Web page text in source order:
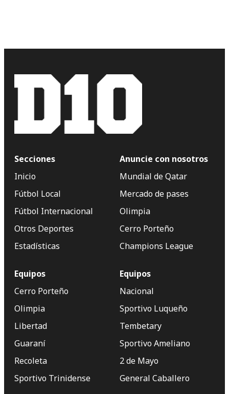
Secciones
Inicio
Fútbol Local
Fútbol Internacional
Otros Deportes
Estadísticas
Anuncie con nosotros
Mundial de Qatar
Mercado de pases
Olimpia
Cerro Porteño
Champions League
Equipos
Cerro Porteño
Olimpia
Libertad
Guaraní
Recoleta
Sportivo Trinidense
Equipos
Nacional
Sportivo Luqueño
Tembetary
Sportivo Ameliano
2 de Mayo
General Caballero